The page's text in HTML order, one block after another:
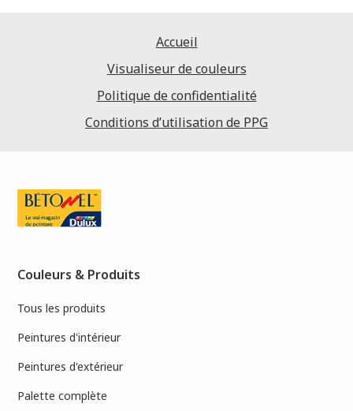
Accueil
Visualiseur de couleurs
Politique de confidentialité
Conditions d’utilisation de PPG
Couleurs & Produits
Tous les produits
Peintures d'intérieur
Peintures d'extérieur
Palette complète